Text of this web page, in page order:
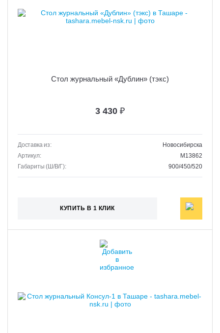
Стол журнальный «Дублин» (тэкс)
3 430 ₽
Доставка из:
Новосибирска
Артикул:
M13862
Габариты (Ш/В/Г):
900/450/520
КУПИТЬ В 1 КЛИК